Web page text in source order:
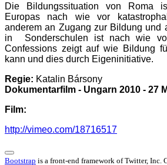
Die Bildungssituation von Roma
Europas nach wie vor
anderem an Zugang zur Bildung und
in
Sonderschulen ist nach wie
Confessions zeigt auf wie Bildung
kann und dies durch Eigeninitiative.
Regie: Katalin Bársony
Dokumentarfilm - Ungarn 2010 - 27
Film:
http://vimeo.com/18716517
Bootstrap is a front-end framework of Twitter, Inc.